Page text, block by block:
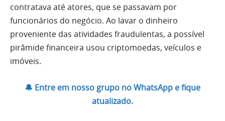
contratava até atores, que se passavam por
funcionários do negócio. Ao lavar o dinheiro
proveniente das atividades fraudulentas, a possível
pirâmide financeira usou criptomoedas, veículos e
imóveis.
🔔 Entre em nosso grupo no WhatsApp e fique
atualizado.